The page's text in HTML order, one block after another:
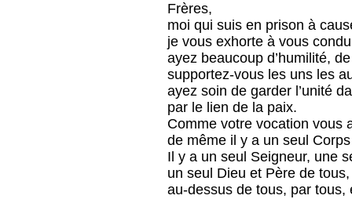
Frères,
moi qui suis en prison à
je vous exhorte à vous
ayez beaucoup d’humilité,
supportez-vous les uns les
ayez soin de garder l’unité
par le lien de la paix.
Comme votre vocation vous
de même il y a un seul
Il y a un seul Seigneur, une
un seul Dieu et Père de tous,
au-dessus de tous, par tous,